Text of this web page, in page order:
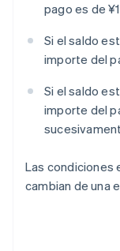
pago es de
Si el saldo
importe del
Si el saldo
importe del
Las condiciones
cambian de una